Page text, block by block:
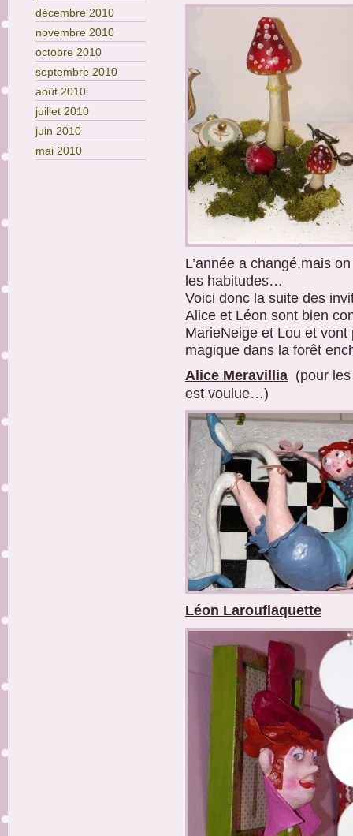
décembre 2010
novembre 2010
octobre 2010
septembre 2010
août 2010
juillet 2010
juin 2010
mai 2010
L’année a changé,mais
les habitudes…
Voici donc la suite des
Alice et Léon sont bien
MarieNeige et Lou et
magique dans la forêt
Alice Meravillia (pour
est voulue…)
Léon Larouflaquette